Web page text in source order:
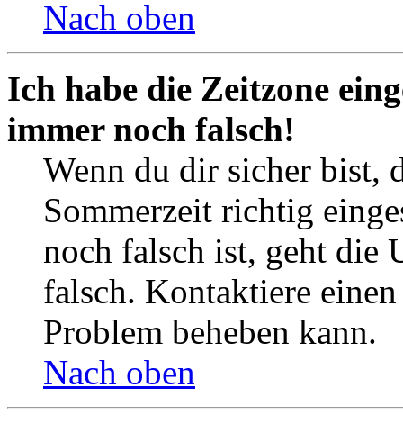
Nach oben
Ich habe die Zeitzone
immer noch falsch!
Wenn du dir sicher bist,
Sommerzeit richtig
noch falsch ist, geht die
falsch. Kontaktiere
Problem beheben kann.
Nach oben